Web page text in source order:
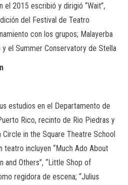
el 2015 escribió y dirigió “Wait”,
del Festival de Teatro
con los grupos; Malayerba
el Summer Conservatory de Stella
estudios en el Departamento de
Rico, recinto de Rio Piedras y
in the Square Theatre School
teatro incluyen “Much Ado About
and Others”, “Little Shop of
regidora de escena; “Julius